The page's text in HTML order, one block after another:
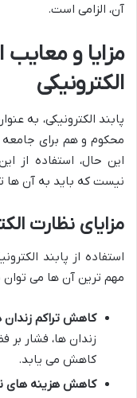
آن، الزامی است.
مزایا و معایب
الکترونیکی
پابند الکترونیکی، به
محکوم و هم برای جامعه
این حال، استفاده از
نیست که باید به آن ها
مزایای نظارت
استفاده از پابند
مهم ترین آن ها می توان
کاهش تراکم زندان
زندان ها، فشار بر
کاهش می یابد.
کاهش هزینه های